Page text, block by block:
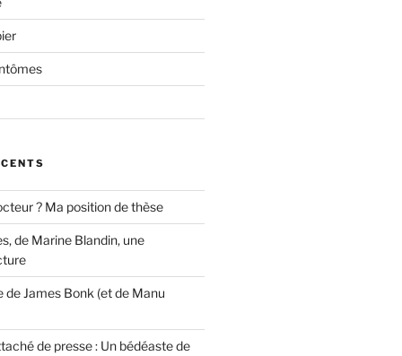
? Ma position de thèse
de Marine Blandin, une
de James Bonk (et de Manu
de presse : Un bédéaste de